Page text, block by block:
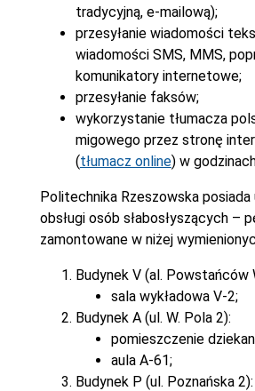
tradycyjną, e-mailową);
przesyłanie wiadomości
wiadomości SMS, MMS,
komunikatory internetowe;
przesyłanie faksów;
wykorzystanie tłumacza
migowego przez stronę
(tłumacz online) w
Politechnika Rzeszowska posiada
obsługi osób słabosłyszących –
zamontowane w niżej
Budynek V (al. Powstańców
sala wykładowa V-2;
Budynek A (ul. W. Pola 2):
pomieszczenie
aula A-61;
Budynek P (ul. Poznańska 2):